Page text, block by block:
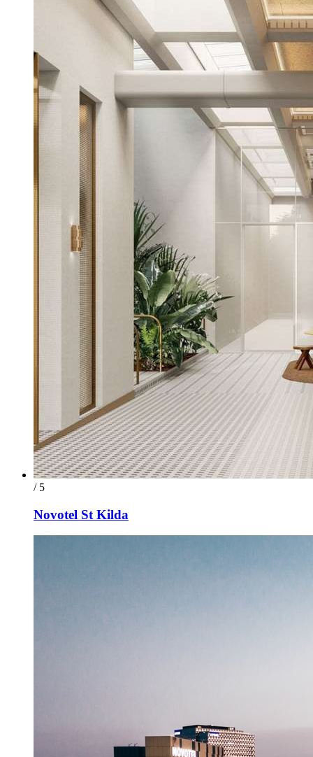
/ 5
Novotel St Kilda